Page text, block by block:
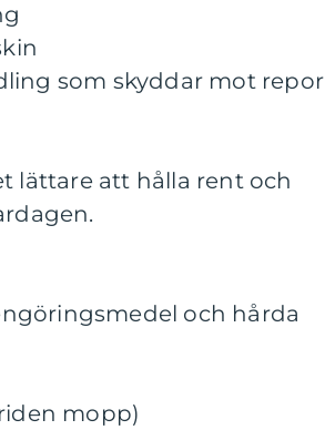
som skyddar mot repor
lättare att hålla rent och
och hårda
mopp)